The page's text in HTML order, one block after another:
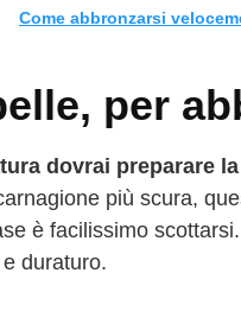
Come abbronzarsi
per
dovrai preparare
più scura,
è facilissimo
duraturo.